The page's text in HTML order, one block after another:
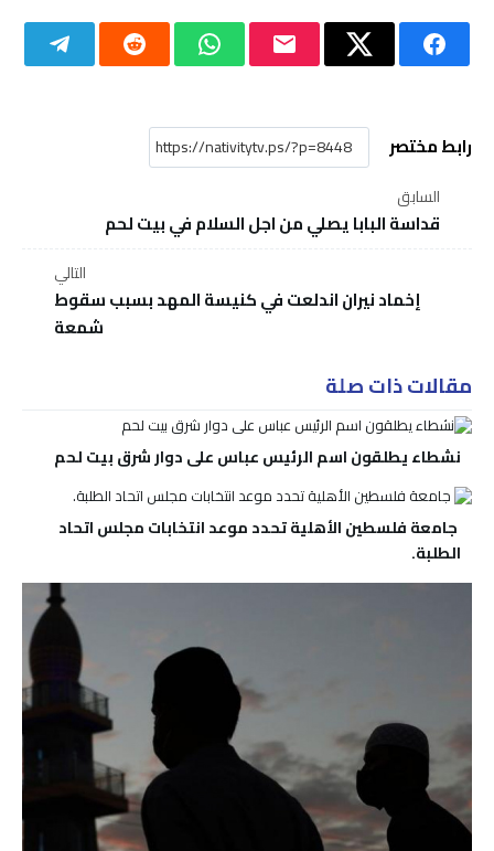
رابط مختصر
السابق
قداسة البابا يصلي من اجل السلام في بيت لحم
التالي
إخماد نيران اندلعت في كنيسة المهد بسبب سقوط
شمعة
مقالات ذات صلة
نشطاء يطلقون اسم الرئيس عباس على دوار شرق بيت لحم
جامعة فلسطين الأهلية تحدد موعد انتخابات مجلس اتحاد
الطلبة.